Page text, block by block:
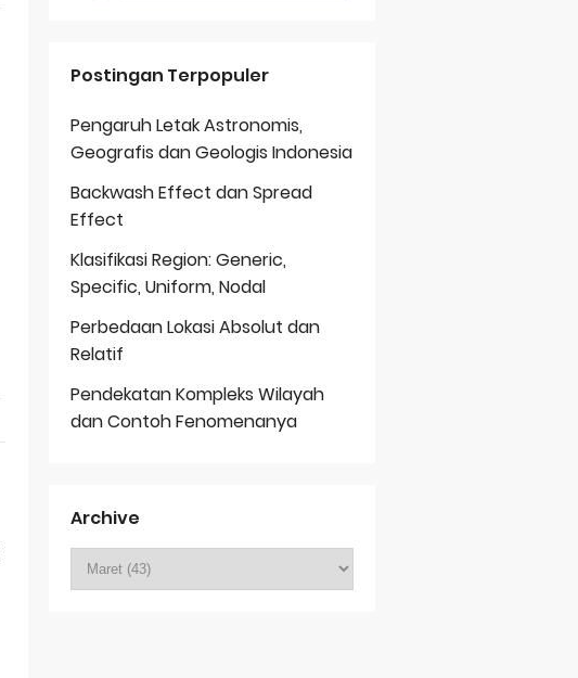
Postingan Terpopuler
Pengaruh Letak Astronomis,
Geografis dan Geologis Indonesia
Backwash Effect dan Spread
Effect
Klasifikasi Region: Generic,
Specific, Uniform, Nodal
Perbedaan Lokasi Absolut dan
Relatif
Pendekatan Kompleks Wilayah
dan Contoh Fenomenanya
Archive